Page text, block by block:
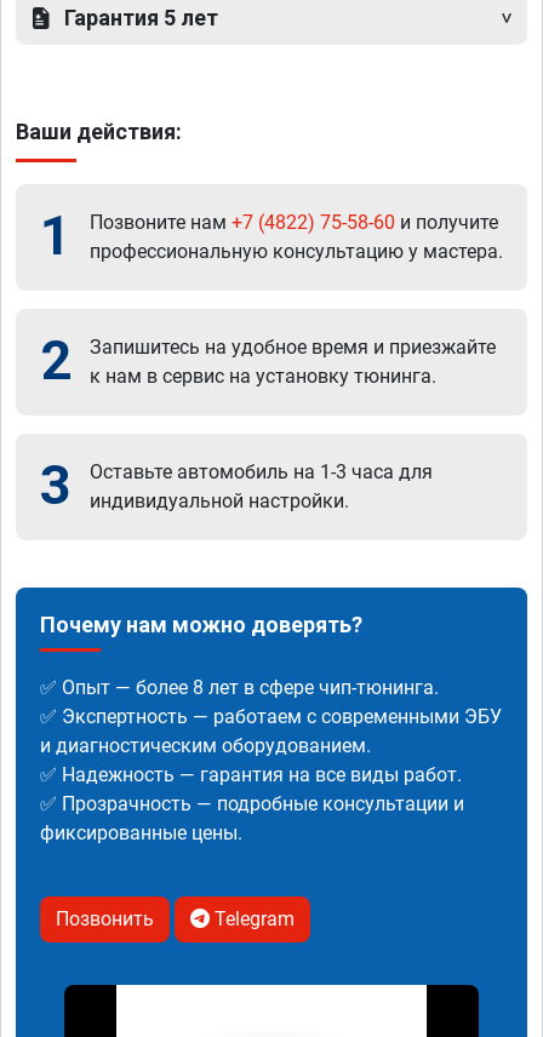
Гарантия 5 лет
Ваши действия:
1 Позвоните нам +7 (4822) 75-58-60 и получите
профессиональную консультацию у мастера.
2
Запишитесь на удобное время и приезжайте
к нам в сервис на установку тюнинга.
3
Оставьте автомобиль на 1-3 часа для
индивидуальной настройки.
Почему нам можно доверять?
✅ Опыт — более 8 лет в сфере чип-тюнинга.
✅ Экспертность — работаем с современными ЭБУ
и диагностическим оборудованием.
✅ Надежность — гарантия на все виды работ.
✅ Прозрачность — подробные консультации и
фиксированные цены.
Позвонить Telegram